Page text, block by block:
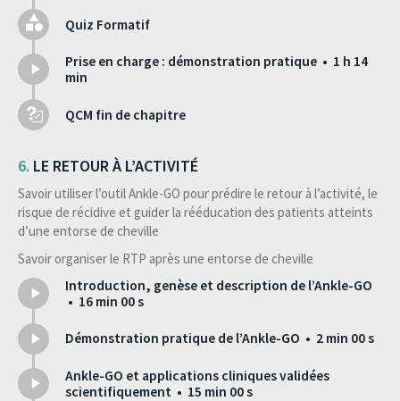
Quiz Formatif
Prise en charge : démonstration pratique • 1 h 14
min
QCM fin de chapitre
LE RETOUR À L’ACTIVITÉ
Savoir utiliser l’outil Ankle-GO pour prédire le retour à l’activité, le
risque de récidive et guider la rééducation des patients atteints
d’une entorse de cheville
Savoir organiser le RTP après une entorse de cheville
Introduction, genèse et description de l’Ankle-GO
• 16 min 00 s
Démonstration pratique de l’Ankle-GO • 2 min 00 s
Ankle-GO et applications cliniques validées
scientifiquement • 15 min 00 s